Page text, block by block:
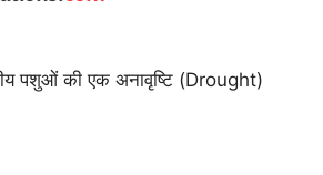
पशुओं की एक अनावृष्टि (Drought)